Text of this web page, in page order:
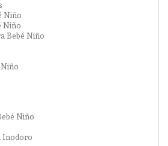
Niño
Niño
Bebé Niño
Niño
Niño
Inodoro